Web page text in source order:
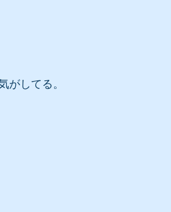
がしてる。